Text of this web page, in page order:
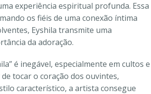
experiência espiritual profunda. Essa
os fiéis de uma conexão íntima
Eyshila transmite uma
da adoração.
é inegável, especialmente em cultos e
tocar o coração dos ouvintes,
característico, a artista consegue